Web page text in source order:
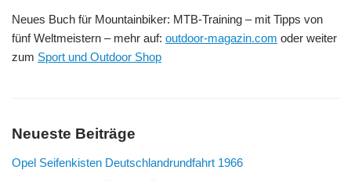
Neues Buch für Mountainbiker: MTB-Training – mit Tipps von
fünf Weltmeistern – mehr auf: outdoor-magazin.com oder weiter
zum Sport und Outdoor Shop
Neueste Beiträge
Opel Seifenkisten Deutschlandrundfahrt 1966